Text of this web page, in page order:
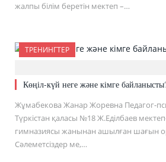
жалпы білім беретін мектеп –…
ТРЕНИНГТЕР
Көңіл-күй неге және кімге
Жұмабекова Жанар Жоревна Педагог-
Түркістан қаласы №18 Ж.Еділбаев
гимназиясы жанынан ашылған шағын
Сәлеметсіздер ме,…